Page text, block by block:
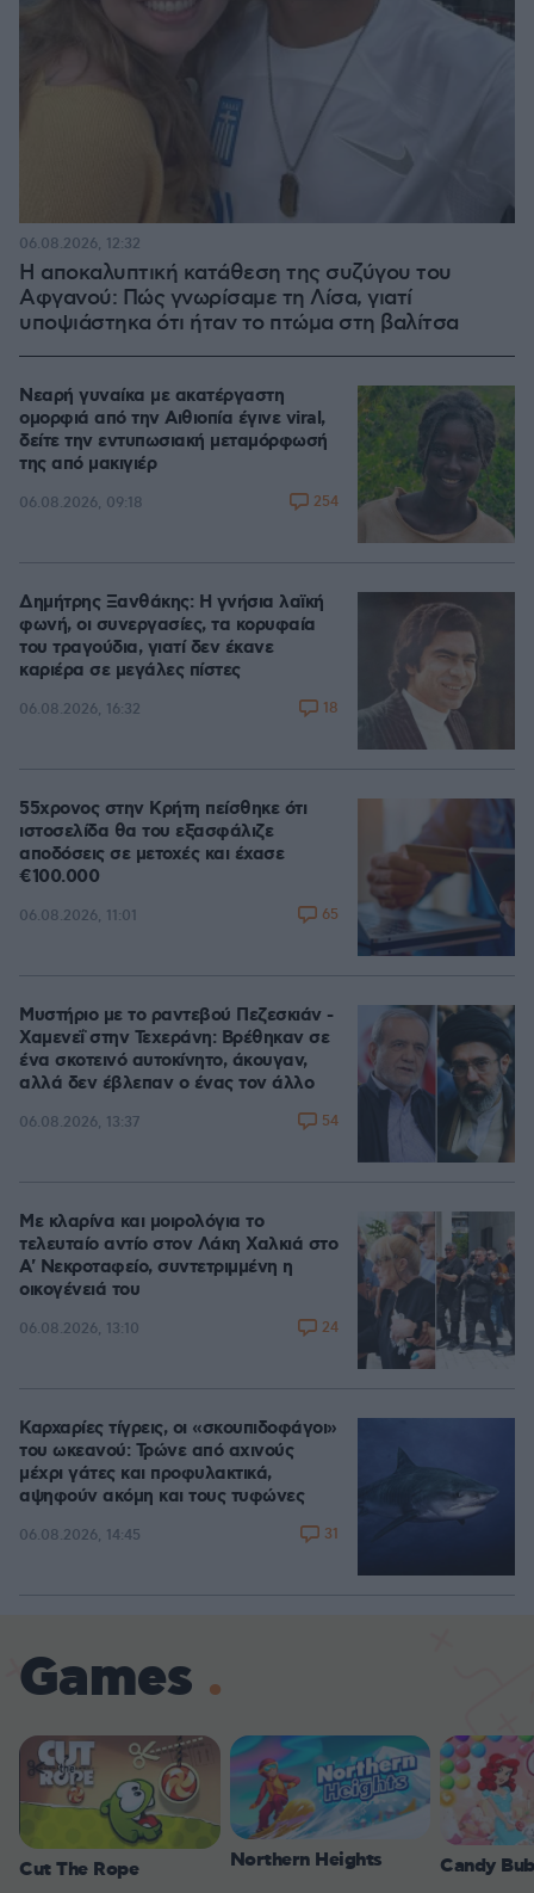
Η αποκαλυπτική κατάθεση της συζύγου του
Αφγανού: Πώς γνωρίσαμε τη Λίσα, γιατί
υποψιάστηκα ότι ήταν το πτώμα στη βαλίτσα
06.08.2026, 12:32
Νεαρή γυναίκα με ακατέργαστη
ομορφιά από την Αιθιοπία έγινε viral,
δείτε την εντυπωσιακή μεταμόρφωσή
της από μακιγιέρ
06.08.2026, 09:18 254
Δημήτρης Ξανθάκης: Η γνήσια λαϊκή
φωνή, οι συνεργασίες, τα κορυφαία
του τραγούδια, γιατί δεν έκανε
καριέρα σε μεγάλες πίστες
06.08.2026, 16:32 18
55χρονος στην Κρήτη πείσθηκε ότι
ιστοσελίδα θα του εξασφάλιζε
αποδόσεις σε μετοχές και έχασε
€100.000
06.08.2026, 11:01 65
Μυστήριο με το ραντεβού Πεζεσκιάν -
Χαμενεΐ στην Τεχεράνη: Βρέθηκαν σε
ένα σκοτεινό αυτοκίνητο, άκουγαν,
αλλά δεν έβλεπαν ο ένας τον άλλο
06.08.2026, 13:37 54
Με κλαρίνα και μοιρολόγια το
τελευταίο αντίο στον Λάκη Χαλκιά στο
A' Νεκροταφείο, συντετριμμένη η
οικογένειά του
06.08.2026, 13:10 24
Καρχαρίες τίγρεις, οι «σκουπιδοφάγοι»
του ωκεανού: Τρώνε από αχινούς
μέχρι γάτες και προφυλακτικά,
αψηφούν ακόμη και τους τυφώνες
06.08.2026, 14:45 31
Games
Cut The Rope Northern Heights Candy